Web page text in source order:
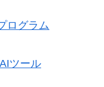
ログラム
ツール